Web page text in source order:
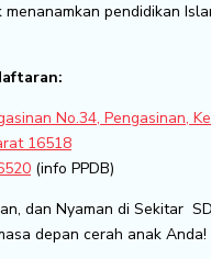
pendidikan
No.34, Pengasinan,
16518
(info PPDB)
dan Nyaman di Sekitar
depan cerah anak Anda!